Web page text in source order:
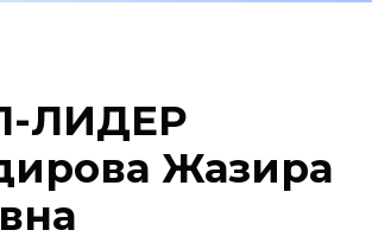
ЛИДЕР
Жазира